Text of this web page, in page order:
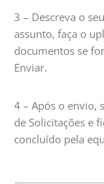
3 – Descreva o
assunto, faça o
documentos se
Enviar.
4 – Após o envio,
de Solicitações e
concluído pela